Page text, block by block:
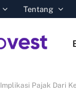
Tentang
Implikasi Pajak Dari